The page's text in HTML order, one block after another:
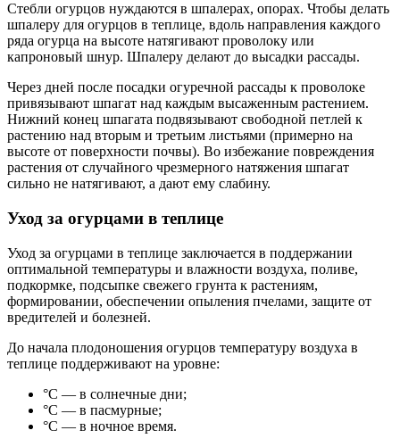
Стебли огурцов нуждаются в шпалерах, опорах. Чтобы делать
шпалеру для огурцов в теплице, вдоль направления каждого
ряда огурца на высоте натягивают проволоку или
капроновый шнур. Шпалеру делают до высадки рассады.
Через дней после посадки огуречной рассады к проволоке
привязывают шпагат над каждым высаженным растением.
Нижний конец шпагата подвязывают свободной петлей к
растению над вторым и третьим листьями (примерно на
высоте от поверхности почвы). Во избежание повреждения
растения от случайного чрезмерного натяжения шпагат
сильно не натягивают, а дают ему слабину.
Уход за огурцами в теплице
Уход за огурцами в теплице заключается в поддержании
оптимальной температуры и влажности воздуха, поливе,
подкормке, подсыпке свежего грунта к растениям,
формировании, обеспечении опыления пчелами, защите от
вредителей и болезней.
До начала плодоношения огурцов температуру воздуха в
теплице поддерживают на уровне:
°C — в солнечные дни;
°C — в пасмурные;
°C — в ночное время.